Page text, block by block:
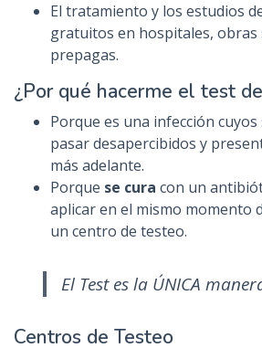
El tratamiento y los estudios
gratuitos en hospitales, obras
prepagas.
¿Por qué hacerme el test
Porque es una infección
pasar desapercibidos y
más adelante.
Porque se cura con un
aplicar en el mismo momento
un centro de testeo.
El Test es la ÚNICA
Centros de Testeo